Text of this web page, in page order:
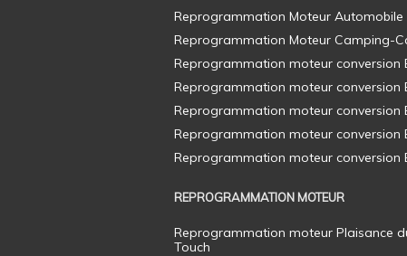
REPROGRAMMATION MOTEUR
Reprogrammation moteur Plaisance
Touch
Reprogrammation Moteur Automobile
Reprogrammation Moteur Camping-
Reprogrammation moteur conversion
Reprogrammation moteur conversion
Reprogrammation moteur conversion
Reprogrammation moteur conversion
Reprogrammation moteur conversion